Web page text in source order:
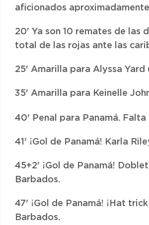
aficionados
20' Ya son 10 remates de las
total de las rojas ante las
25' Amarilla para Alyssa Yard
35' Amarilla para Keinelle
40' Penal para Panamá.
41' ¡Gol de Panamá! Karla
45+2' ¡Gol de Panamá!
Barbados.
47' ¡Gol de Panamá! ¡Hat
Barbados.